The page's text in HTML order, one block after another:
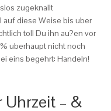
zugeknallt
diese Weise bis uber
toll Du ihn au?en vor
uberhaupt nicht noch
eins begehrt: Handeln!
– &